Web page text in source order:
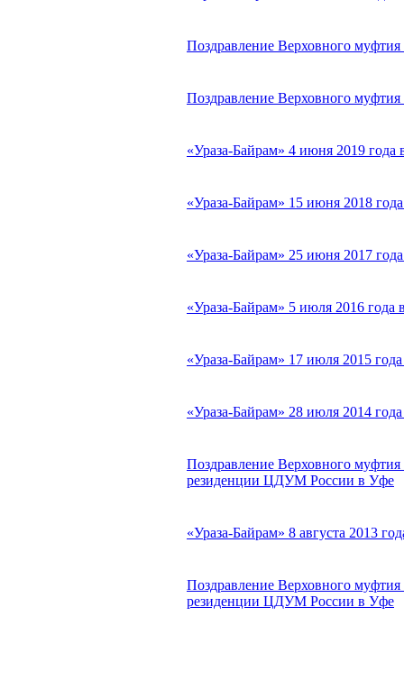
Поздравление Верховного муфтия
Поздравление Верховного муфтия
«Ураза-Байрам» 4 июня 2019
«Ураза-Байрам» 15 июня 2018
«Ураза-Байрам» 25 июня 2017
«Ураза-Байрам» 5 июля 2016
«Ураза-Байрам» 17 июля 2015
«Ураза-Байрам» 28 июля 2014
Поздравление Верховного
резиденции ЦДУМ России в Уфе
«Ураза-Байрам» 8 августа 2013
Поздравление Верховного муфтия
резиденции ЦДУМ России в Уфе